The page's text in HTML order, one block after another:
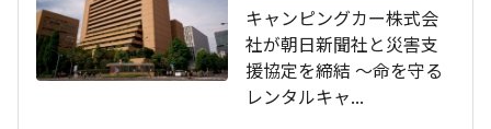
キャンピングカー株式会
社が朝日新聞社と災害支
援協定を締結 ～命を守る
レンタルキャ...